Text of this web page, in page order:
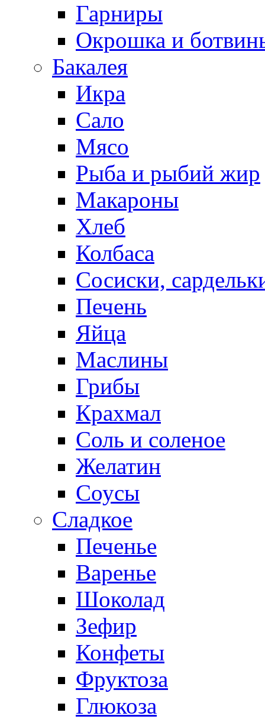
Гарниры
Окрошка и
Бакалея
Икра
Сало
Мясо
Рыба и рыбий жир
Макароны
Хлеб
Колбаса
Сосиски,
Печень
Яйца
Маслины
Грибы
Крахмал
Соль и соленое
Желатин
Соусы
Сладкое
Печенье
Варенье
Шоколад
Зефир
Конфеты
Фруктоза
Глюкоза